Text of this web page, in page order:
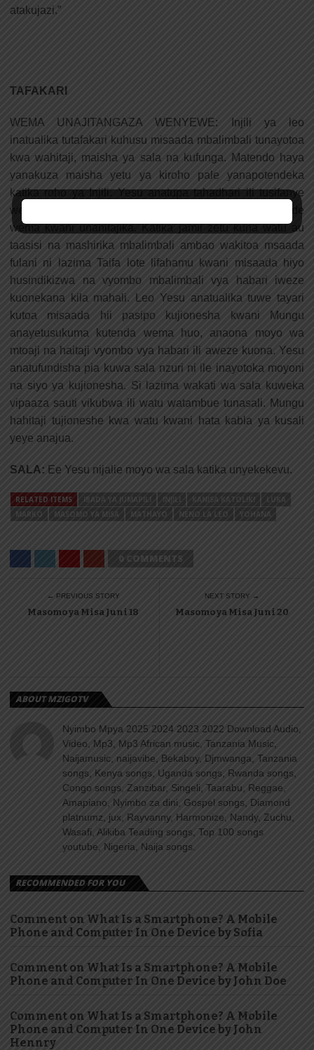
atakujazi.”
TAFAKARI
WEMA UNAJITANGAZA WENYEWE: Injili ya leo
inatualika tutafakari kuhusu misaada mbalimbali tunayotoa
kwa wahitaji, maisha ya sala na kufunga. Matendo haya
yanakuza maisha yetu ya kiroho pale yanapotendeka
katika roho ya Injili. Yesu anatupa tahadhari ili tusifanye
wema kwa lengo la kuonekana na kusifiwa bali tutende
wema kwani unahitajika. Katika jamii zetu kuna watu au
taasisi na mashirika mbalimbali ambao wakitoa msaada
fulani ni lazima Taifa lote lifahamu kwani misaada hiyo
husindikizwa na vyombo mbalimbali vya habari iweze
kuonekana kila mahali. Leo Yesu anatualika tuwe tayari
kutoa misaada hii pasipo kujionesha kwani Mungu
anayetusukuma kutenda wema huo, anaona moyo wa
mtoaji na haitaji vyombo vya habari ili aweze kuona. Yesu
anatufundisha pia kuwa sala nzuri ni ile inayotoka moyoni
na siyo ya kujionesha. Si lazima wakati wa sala kuweka
vipaaza sauti vikubwa ili watu watambue tunasali. Mungu
hahitaji tujioneshe kwa watu kwani hata kabla ya kusali
yeye anajua.
SALA: Ee Yesu nijalie moyo wa sala katika unyekekevu.
RELATED ITEMS IBADA YA JUMAPILI INJILI KANISA KATOLIKI
LUKA
MARKO
MASOMO YA MISA MATHAYO NENO LA LEO YOHANA
0 COMMENTS
← PREVIOUS STORY
Masomo ya Misa Juni 18
NEXT STORY →
Masomo ya Misa Juni 20
ABOUT MZIGOTV
Nyimbo Mpya 2025 2024 2023 2022 Download Audio,
Video, Mp3, Mp3 African music, Tanzania Music,
Naijamusic, naijavibe, Bekaboy, Djmwanga, Tanzania
songs, Kenya songs, Uganda songs, Rwanda songs,
Congo songs, Zanzibar, Singeli, Taarabu, Reggae,
Amapiano, Nyimbo za dini, Gospel songs, Diamond
platnumz, jux, Rayvanny, Harmonize, Nandy, Zuchu,
Wasafi, Alikiba Teading songs, Top 100 songs
youtube, Nigeria, Naija songs.
RECOMMENDED FOR YOU
Comment on What Is a Smartphone? A Mobile
Phone and Computer In One Device by Sofia
Comment on What Is a Smartphone? A Mobile
Phone and Computer In One Device by John Doe
Comment on What Is a Smartphone? A Mobile
Phone and Computer In One Device by John
Hennry